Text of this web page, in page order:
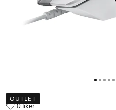
OUTLET
0 liker